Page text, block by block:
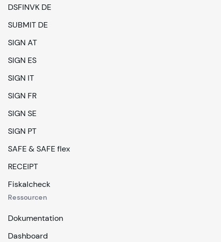
DSFINVK DE
SUBMIT DE
SIGN AT
SIGN ES
SIGN IT
SIGN FR
SIGN SE
SIGN PT
SAFE & SAFE flex
RECEIPT
Fiskalcheck
Ressourcen
Dokumentation
Dashboard